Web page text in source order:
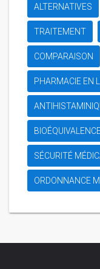
ALTERNATIVES
TRAITEMENT
COMPARAISON
PHARMACIE EN
SÉCURITÉ
ORDONNANCE